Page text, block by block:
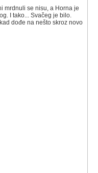
mrdnuli se nisu, a Horna je
I tako... Svačeg je bilo.
dođe na nešto skroz novo